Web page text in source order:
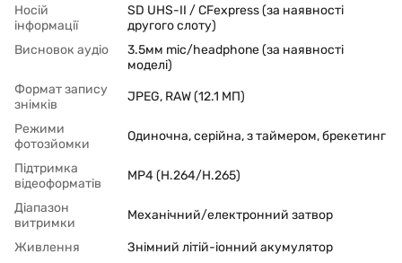
Носій
інформації
SD UHS-II / CFexpress (за наявності
другого слоту)
Висновок аудіо
3.5мм mic/headphone (за наявності
моделі)
Формат запису
знімків
JPEG, RAW (12.1 МП)
Режими
фотозйомки
Одиночна, серійна, з таймером, брекетинг
Підтримка
відеоформатів
MP4 (H.264/H.265)
Діапазон
витримки
Механічний/електронний затвор
Живлення
Знімний літій-іонний акумулятор